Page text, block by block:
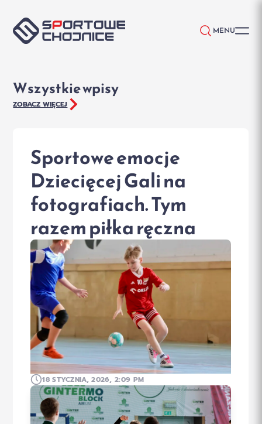
MENU
Wszystkie wpisy
ZOBACZ WIĘCEJ
Sportowe emocje
Dziecięcej Gali na
fotografiach. Tym
razem piłka ręczna
18 STYCZNIA, 2026, 2:09 PM